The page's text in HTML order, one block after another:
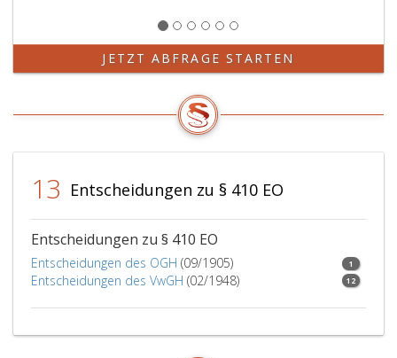
JETZT ABFRAGE STARTEN
13 Entscheidungen zu § 410 EO
Entscheidungen zu § 410 EO
Entscheidungen des OGH (09/1905) 1
Entscheidungen des VwGH (02/1948) 12